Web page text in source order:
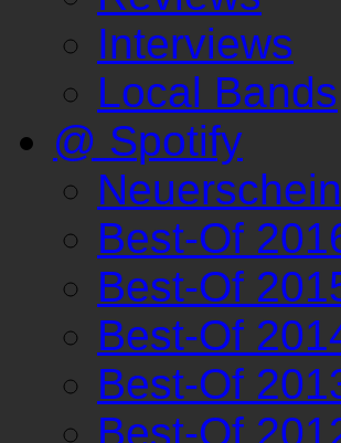
Interviews
Local Bands
@ Spotify
Best-Of
Best-Of
Best-Of
Best-Of
Best-Of